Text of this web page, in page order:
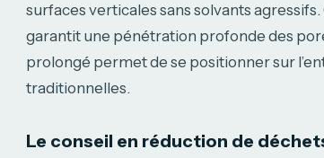
surfaces verticales sans solvants
garantit une pénétration profonde des
prolongé permet de se positionner sur
traditionnelles.
Le conseil en réduction de